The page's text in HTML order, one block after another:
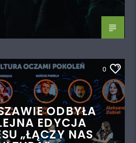
0
ODBYŁA
EDYCJA
„ŁĄCZY NAS